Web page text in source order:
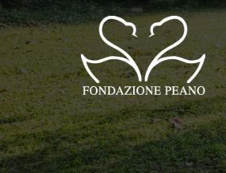
Skip
to
content